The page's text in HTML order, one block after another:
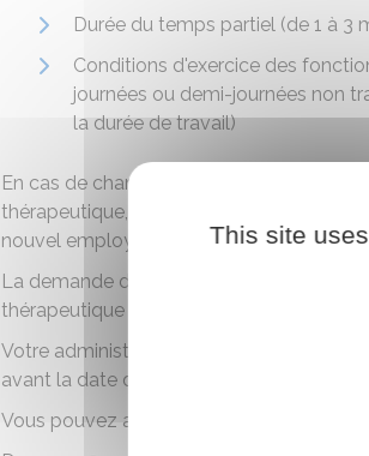
Durée du temps partiel (de 1 à 3
Conditions d'exercice des
journées ou demi-journées non
la durée de travail)
En cas de changement d'employeur
thérapeutique, vous conservez votre
nouvel employeur.
La demande de renouvellement de
thérapeutique s'effectue de la même
Votre administration employeur peut, à
avant la date de fin prévue de la période
Vous pouvez aussi demander à mettre
This site